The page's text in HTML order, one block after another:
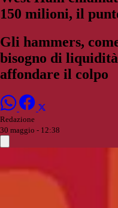
150 milioni, il
Gli hammers,
bisogno di
affondare il colpo
Redazione
30 maggio - 12:38